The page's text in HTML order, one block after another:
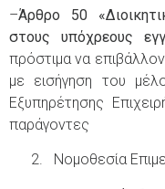
–Άρθρο 50
στους υπόχρεους
πρόστιμα να
με εισήγηση του
Εξυπηρέτησης
παράγοντες
2. Νομοθεσία